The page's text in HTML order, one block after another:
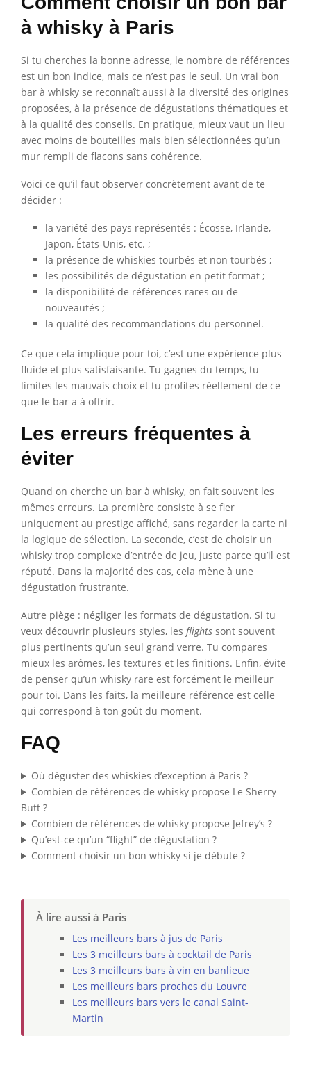
à whisky à Paris
Si tu cherches la bonne adresse, le nombre de références
est un bon indice, mais ce n’est pas le seul. Un vrai bon
bar à whisky se reconnaît aussi à la diversité des origines
proposées, à la présence de dégustations thématiques et
à la qualité des conseils. En pratique, mieux vaut un lieu
avec moins de bouteilles mais bien sélectionnées qu’un
mur rempli de flacons sans cohérence.
Voici ce qu’il faut observer concrètement avant de te
décider :
la variété des pays représentés : Écosse, Irlande,
Japon, États-Unis, etc. ;
la présence de whiskies tourbés et non tourbés ;
les possibilités de dégustation en petit format ;
la disponibilité de références rares ou de
nouveautés ;
la qualité des recommandations du personnel.
Ce que cela implique pour toi, c’est une expérience plus
fluide et plus satisfaisante. Tu gagnes du temps, tu
limites les mauvais choix et tu profites réellement de ce
que le bar a à offrir.
Les erreurs fréquentes à
éviter
Quand on cherche un bar à whisky, on fait souvent les
mêmes erreurs. La première consiste à se fier
uniquement au prestige affiché, sans regarder la carte ni
la logique de sélection. La seconde, c’est de choisir un
whisky trop complexe d’entrée de jeu, juste parce qu’il est
réputé. Dans la majorité des cas, cela mène à une
dégustation frustrante.
Autre piège : négliger les formats de dégustation. Si tu
veux découvrir plusieurs styles, les flights sont souvent
plus pertinents qu’un seul grand verre. Tu compares
mieux les arômes, les textures et les finitions. Enfin, évite
de penser qu’un whisky rare est forcément le meilleur
pour toi. Dans les faits, la meilleure référence est celle
qui correspond à ton goût du moment.
FAQ
Où déguster des whiskies d’exception à Paris ?
Combien de références de whisky propose Le Sherry
Butt ?
Combien de références de whisky propose Jefrey’s ?
Qu’est-ce qu’un “flight” de dégustation ?
Comment choisir un bon whisky si je débute ?
À lire aussi à Paris
Les meilleurs bars à jus de Paris
Les 3 meilleurs bars à cocktail de Paris
Les 3 meilleurs bars à vin en banlieue
Les meilleurs bars proches du Louvre
Les meilleurs bars vers le canal Saint-
Martin